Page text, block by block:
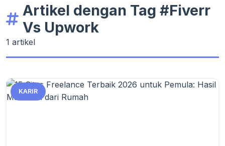
Artikel dengan Tag #Fiverr
Vs Upwork
1 artikel
KARIR